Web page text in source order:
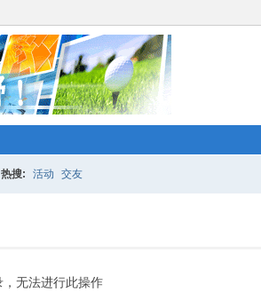
热搜: 活动 交友
无法进行此操作